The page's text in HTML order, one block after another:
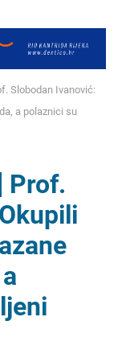
Slobodan Ivanović:
a polaznici su
Prof.